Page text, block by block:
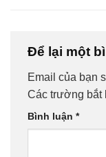
Để lại một
Email của bạn
Các trường bắt
Bình luận *